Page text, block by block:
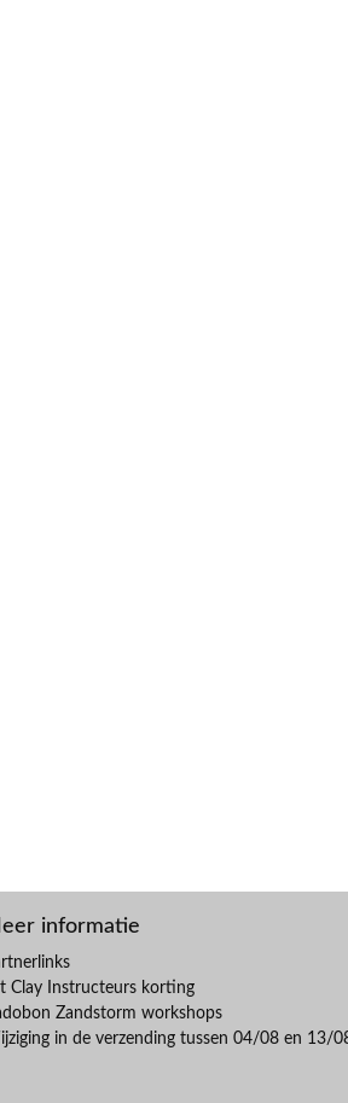
informatie
Clay Instructeurs korting
Zandstorm workshops
in de verzending tussen 04/08 en 13/